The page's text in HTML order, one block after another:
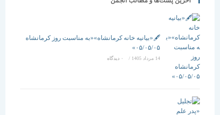
🖋️«بیانیه خانه کرمانشاه»«به مناسبت روز کرمانشاه
۰۵/۰۵/۰۵»
/ ۰ دیدگاه